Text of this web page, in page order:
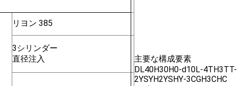
主要な構成要素
DL40H30H0-d10L-4TH3TT-
2YSYH2YSHY-3CGH3CHC
リヨン 385
3シリンダー
直径注入